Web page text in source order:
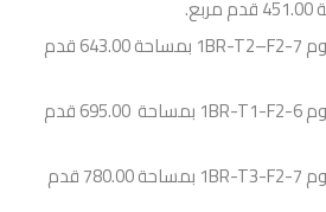
شقة غرفة واحدة للنوم 1BR-T2–F2-7 بمساحة 643.00 قدم
شقة غرفة واحدة للنوم 1BR-T1-F2-6 بمساحة 695.00 قدم
شقة غرفة واحدة للنوم 1BR-T3-F2-7 بمساحة 780.00 قدم